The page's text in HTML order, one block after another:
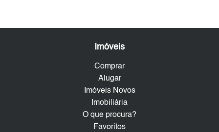
Imóveis
Comprar
Alugar
Imóveis Novos
Imobiliária
O que procura?
Favoritos